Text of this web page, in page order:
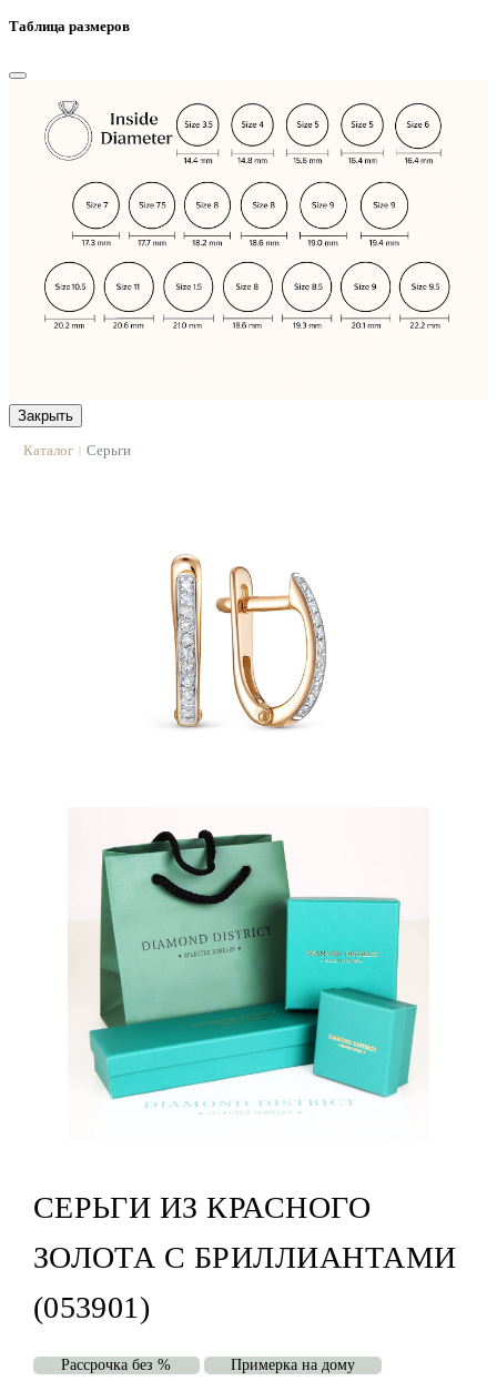
Таблица размеров
Закрыть
Каталог | Серьги
СЕРЬГИ ИЗ КРАСНОГО
ЗОЛОТА С БРИЛЛИАНТАМИ
(053901)
Рассрочка без % Примерка на дому